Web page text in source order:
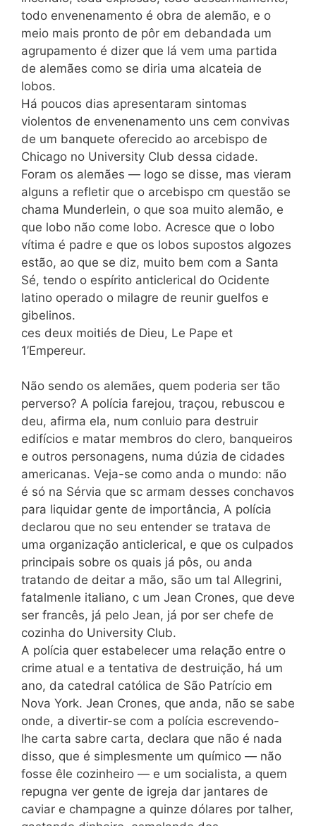
todo envenenamento é obra de alemão, e o
meio mais pronto de pôr em debandada um
agrupamento é dizer que lá vem uma partida
de alemães como se diria uma alcateia de
lobos.
Há poucos dias apresentaram sintomas
violentos de envenenamento uns cem convivas
de um banquete oferecido ao arcebispo de
Chicago no University Club dessa cidade.
Foram os alemães — logo se disse, mas vieram
alguns a refletir que o arcebispo cm questão se
chama Munderlein, o que soa muito alemão, e
que lobo não come lobo. Acresce que o lobo
vítima é padre e que os lobos supostos algozes
estão, ao que se diz, muito bem com a Santa
Sé, tendo o espírito anticlerical do Ocidente
latino operado o milagre de reunir guelfos e
gibelinos.
ces deux moitiés de Dieu, Le Pape et
1’Empereur.
Não sendo os alemães, quem poderia ser tão
perverso? A polícia farejou, traçou, rebuscou e
deu, afirma ela, num conluio para destruir
edifícios e matar membros do clero, banqueiros
e outros personagens, numa dúzia de cidades
americanas. Veja-se como anda o mundo: não
é só na Sérvia que sc armam desses conchavos
para liquidar gente de importância, A polícia
declarou que no seu entender se tratava de
uma organização anticlerical, e que os culpados
principais sobre os quais já pôs, ou anda
tratando de deitar a mão, são um tal Allegrini,
fatalmenle italiano, c um Jean Crones, que deve
ser francês, já pelo Jean, já por ser chefe de
cozinha do University Club.
A polícia quer estabelecer uma relação entre o
crime atual e a tentativa de destruição, há um
ano, da catedral católica de São Patrício em
Nova York. Jean Crones, que anda, não se sabe
onde, a divertir-se com a polícia escrevendo-
lhe carta sabre carta, declara que não é nada
disso, que é simplesmente um químico — não
fosse êle cozinheiro — e um socialista, a quem
repugna ver gente de igreja dar jantares de
caviar e champagne a quinze dólares por talher,